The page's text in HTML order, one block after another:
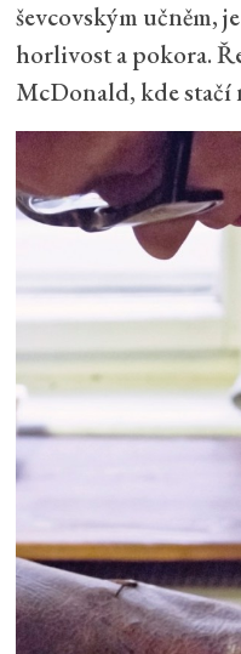
ševcovským učněm,
horlivost a pokora.
McDonald, kde stačí